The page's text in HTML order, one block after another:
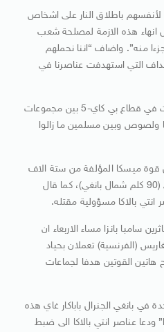
باطلاق النار على اشخاص
انهاء هذه الازمة لمصلحة شعب
منه”. واضاف “اننا نحملهم
التي استهدفت عناصرنا في
واندلعت السبت والاحد مواجهات في قطاع بي كاي-5 بين مجموعات
ولصوص وبين مسلمين ما زالوا
قوة ميسكا المؤلفة من ستة الاف
رجل، في مكمن نصب في بوالي (90 كلم شمال بانغي)، كما قال
انتي بالاكا مسؤولية مقتله.
سامبا بانزا مساء الاربعاء ان
(الفرنسية) تعملان بحياد
القوتين هدفا لجماعات
في بانغي الجنرال باباكار غاي هذه
ودعا عناصر انتي بالاكا الى ضبط